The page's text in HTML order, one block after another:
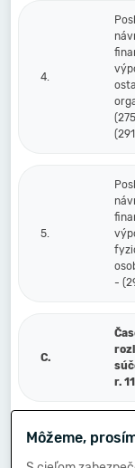
4.
5.
-
C.
r.
Môžeme,